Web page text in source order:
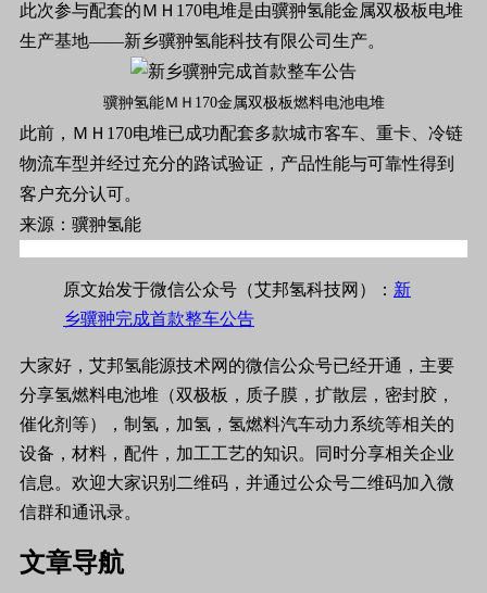
此次参与配套的ＭＨ170电堆是由骥翀氢能金属双极板电堆
生产基地——新乡骥翀氢能科技有限公司生产。
骥翀氢能ＭＨ170金属双极板燃料电池电堆
此前，ＭＨ170电堆已成功配套多款城市客车、重卡、冷链
物流车型并经过充分的路试验证，产品性能与可靠性得到
客户充分认可。
来源：骥翀氢能
原文始发于微信公众号（艾邦氢科技网）： 新
乡骥翀完成首款整车公告
大家好，艾邦氢能源技术网的微信公众号已经开通，主要
分享氢燃料电池堆（双极板，质子膜，扩散层，密封胶，
催化剂等），制氢，加氢，氢燃料汽车动力系统等相关的
设备，材料，配件，加工工艺的知识。同时分享相关企业
信息。欢迎大家识别二维码，并通过公众号二维码加入微
信群和通讯录。
文章导航